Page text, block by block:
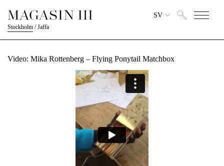
Stockholm /Jaffa
SV
Video: Mika Rottenberg – Flying Ponytail Matchbox